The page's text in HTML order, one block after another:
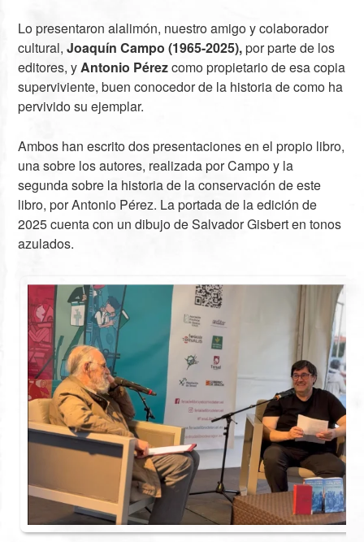
Lo presentaron alalimón, nuestro amigo y colaborador
cultural,Joaquín Campo (1965-2025),por parte de los
editores, yAntonio Pérezcomo propietario de esa copia
superviviente, buen conocedor de la historia de como ha
pervivido su ejemplar.
Ambos han escrito dos presentaciones en el propio libro,
una sobre los autores, realizada por Campo y la
segunda sobre la historia de la conservación de este
libro, por Antonio Pérez. La portada de la edición de
2025 cuenta con un dibujo de Salvador Gisbert en tonos
azulados.